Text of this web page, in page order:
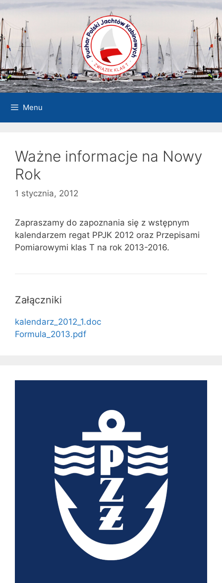
Przejdź
do
treści
Menu
Ważne informacje na Nowy
Rok
1 stycznia, 2012
Zapraszamy do zapoznania się z wstępnym
kalendarzem regat PPJK 2012 oraz Przepisami
Pomiarowymi klas T na rok 2013-2016.
Załączniki
kalendarz_2012_1.doc
Formula_2013.pdf